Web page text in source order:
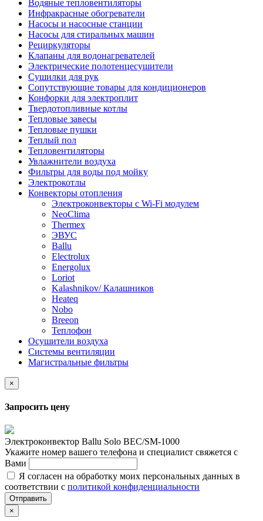
Водяные тепловентиляторы
Инфракрасные обогреватели
Насосы и насосные станции
Насосы для стиральных машин
Рециркуляторы
Клапаны для водонагревателей
Электрические полотенцесушители
Сушилки для рук
Сопутствующие товары для кондиционеров
Конфорки для электроплит
Твердотопливные котлы
Тепловые завесы
Тепловые пушки
Теплый пол
Тепловентиляторы
Увлажнители воздуха
Фильтры для воды под мойку
Электрокотлы
Конвекторы отопления
Электроконвекторы с Wi-Fi модулем
NeoClima
Thermex
ЭВУС
Ballu
Electrolux
Energolux
Loriot
Kalashnikov/ Калашников
Heateq
Nobo
Breeon
Теплофон
Осушители воздуха
Системы вентиляции
Магистральные фильтры
×
Запросить цену
Электроконвектор Ballu Solo BEC/SM-1000
Укажите номер вашего телефона и специалист свяжется с
Вами
Я согласен на обработку моих персональных данных в
соответствии с политикой конфиденциальности
Отправить
×